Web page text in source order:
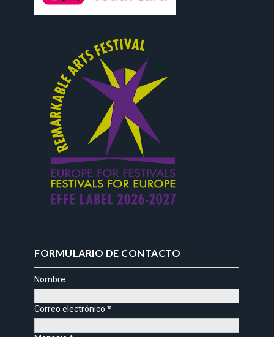
FORMULARIO DE CONTACTO
Nombre
Correo electrónico*